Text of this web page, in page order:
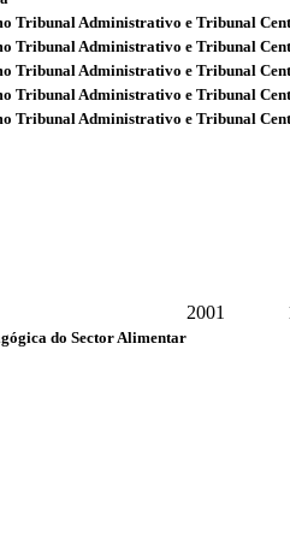
Tribunal Administrativo e Tribunal
Tribunal Administrativo e Tribunal
Tribunal Administrativo e Tribunal
Tribunal Administrativo e Tribunal
Tribunal Administrativo e Tribunal
2001
do Sector Alimentar